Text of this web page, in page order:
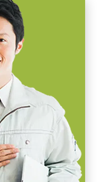
ーズに対応しています。
ル